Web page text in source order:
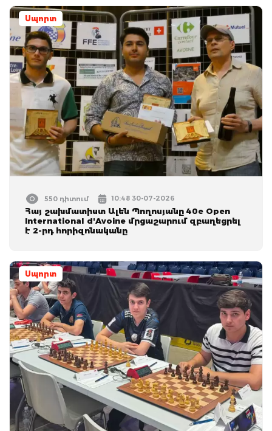
Սպորտ
550 դիտում 10:48 30-07-2026
Հայ շախմատիստ Ալեն Պողոսյանը 40e Open
International d'Avoine մրցաշարում զբաղեցրել
է 2-րդ հորիզոնականը
Սպորտ